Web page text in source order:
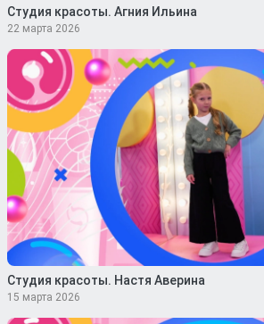
Студия красоты. Агния Ильина
22 марта 2026
Студия красоты. Настя Аверина
15 марта 2026